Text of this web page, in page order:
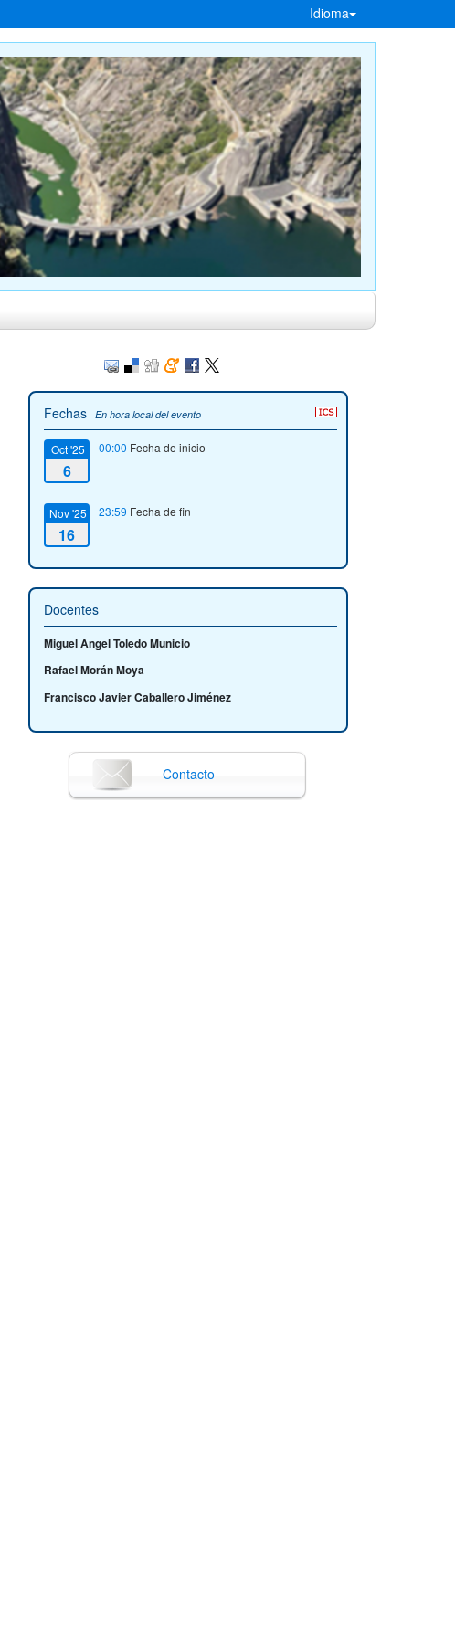
Idioma
Fechas En hora local del evento
Oct '25
6
00:00 Fecha de inicio
Nov '25
16
23:59 Fecha de fin
Docentes
Miguel Angel Toledo Municio
Rafael Morán Moya
Francisco Javier Caballero Jiménez
Contacto